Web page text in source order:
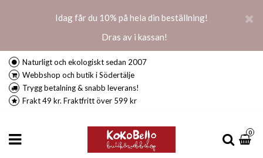
Idag får du 10% på hela din beställning!
Dras av i kassan!
Naturligt och ekologiskt sedan 2007
Webbshop och butik i Södertälje
Trygg betalning & snabb leverans!
Frakt 49 kr. Fraktfritt över 599 kr
0